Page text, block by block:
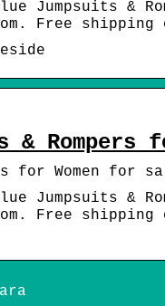
Jumpsuits &
Free shipping
Rompers
for Women for
Jumpsuits &
Free shipping